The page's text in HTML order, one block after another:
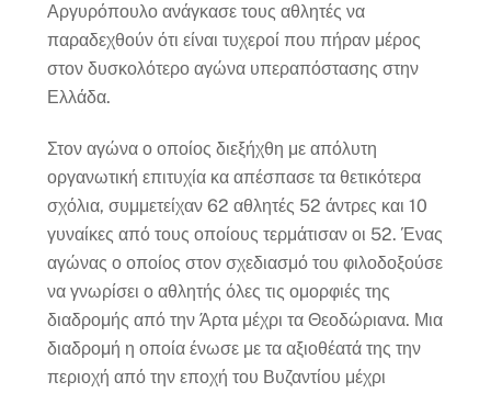
Αργυρόπουλο ανάγκασε τους αθλητές να
παραδεχθούν ότι είναι τυχεροί που πήραν μέρος
στον δυσκολότερο αγώνα υπεραπόστασης στην
Ελλάδα.
Στον αγώνα ο οποίος διεξήχθη με απόλυτη
οργανωτική επιτυχία κα απέσπασε τα θετικότερα
σχόλια, συμμετείχαν 62 αθλητές 52 άντρες και 10
γυναίκες από τους οποίους τερμάτισαν οι 52. Ένας
αγώνας ο οποίος στον σχεδιασμό του φιλοδοξούσε
να γνωρίσει ο αθλητής όλες τις ομορφιές της
διαδρομής από την Άρτα μέχρι τα Θεοδώριανα. Μια
διαδρομή η οποία ένωσε με τα αξιοθέατά της την
περιοχή από την εποχή του Βυζαντίου μέχρι